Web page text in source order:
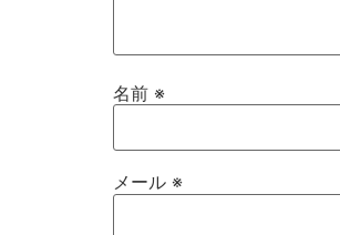
名前 ※
メール ※